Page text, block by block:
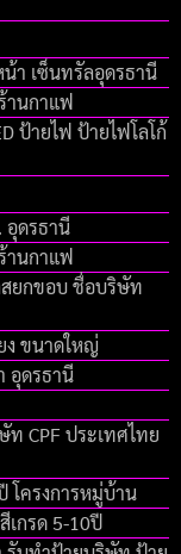
า เซ็นทรัลอุดรธานี
นกาแฟ
ป้ายไฟ ป้ายไฟโลโก้
อุดรธานี
นกาแฟ
สยกขอบ ชื่อบริษัท
ง ขนาดใหญ่
อุดรธานี
CPF ประเทศไทย
โครงการหมู่บ้าน
กรด 5-10ปี